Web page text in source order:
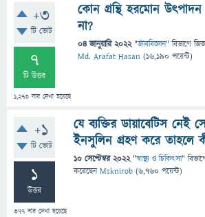
+3
টি ভোট
7
টি উত্তর
1,273 বার দেখা হয়েছে
কোন গ্রন্থি হরমোন
না?
04 জানুয়ারি 2022 "জীববিজ্ঞান" বিভাগে
Md. Arafat Hasan (16,190 পয়েন্ট)
+1
টি ভোট
1
উত্তর
377 বার দেখা হয়েছে
যে ব্যক্তির ডায়াবেটিস নেই
ইনসুলিন গ্রহণ করে তাহলে
10 সেপ্টেম্বর 2022 "স্বাস্থ্য ও চিকিৎসা"
করেছেনMsknirob (6,760 পয়েন্ট)